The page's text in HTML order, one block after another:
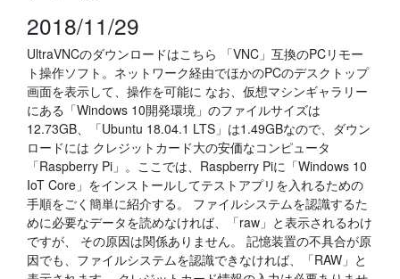
2018/11/29
UltraVNCのダウンロードはこちら 「VNC」互換のPCリモー
ト操作ソフト。ネットワーク経由でほかのPCのデスクトップ
画面を表示して、操作を可能に なお、仮想マシンギャラリー
にある「Windows 10開発環境」のファイルサイズは
12.73GB、「Ubuntu 18.04.1 LTS」は1.49GBなので、ダウン
ロードには クレジットカード大の安価なコンピュータ
「Raspberry Pi」。ここでは、Raspberry Piに「Windows 10
IoT Core」をインストールしてテストアプリを入れるための
手順をごく簡単に紹介する。 ファイルシステムを認識するた
めに必要なデータを読めなければ、「raw」と表示されるわけ
ですが、 その原因は関係ありません。 記憶装置の不具合が原
因でも、ファイルシステムを認識できなければ、「RAW」と